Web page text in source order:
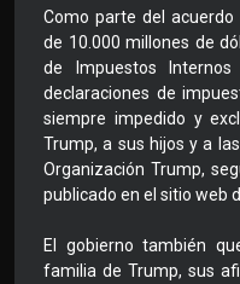
Como parte del
de 10.000 millones de
de Impuestos
declaraciones de
siempre impedido y
Trump, a sus hijos y a
Organización Trump,
publicado en el sitio web
El gobierno también
familia de Trump, sus